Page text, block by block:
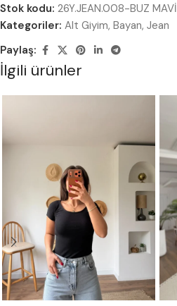
Stok kodu: 26Y.JEAN.008-BUZ MAVİ
Kategoriler: Alt Giyim, Bayan, Jean
Paylaş:
İlgili ürünler